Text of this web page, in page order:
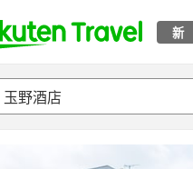
新
客房及住宿套餐